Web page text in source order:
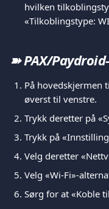
hvilken
«Tilkoblingstype:
➽ PAX/
På hovedskjermen
øverst til venstre.
Trykk deretter på
Trykk på
Velg deretter
Velg «Wi-Fi»-
Sørg for at «Koble